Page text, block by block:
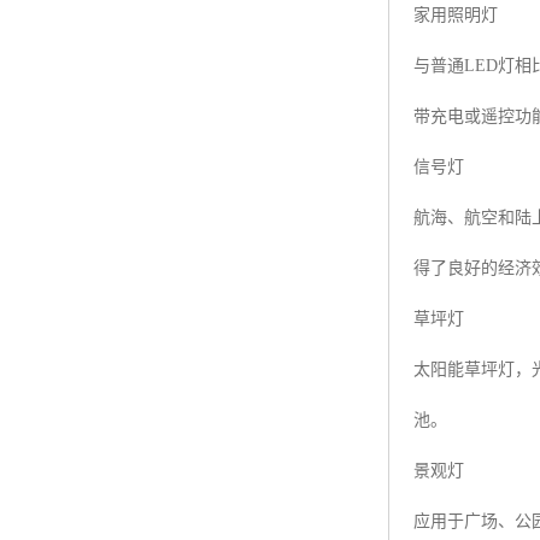
家用照明灯
与普通LED灯相
带充电或遥控功
信号灯
航海、航空和陆
得了良好的经济
草坪灯
太阳能草坪灯，
池。
景观灯
应用于广场、公